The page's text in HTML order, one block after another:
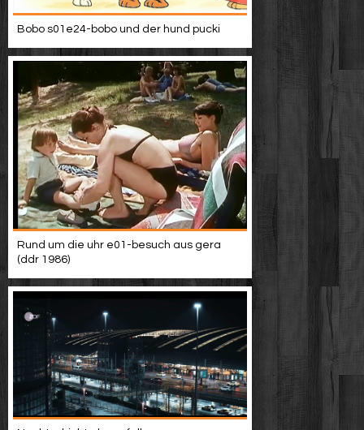
Bobo s01e24-bobo und der hund pucki
Rund um die uhr e01-besuch aus gera
(ddr 1986)